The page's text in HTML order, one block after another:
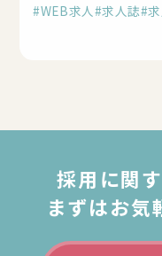
#WEB求人 #求人誌#
採用に関
まずはお気